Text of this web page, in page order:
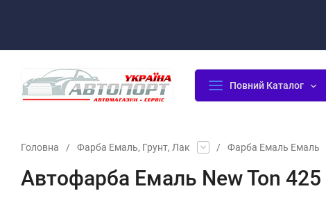
Повний Каталог
Головна / Фарба Емаль, Грунт, Лак / Фарба Емаль Емаль
Автофарба Емаль New Ton